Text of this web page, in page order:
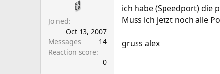
t
r
Joined
Oct 13, 2007
Messages
14
Reaction score
0
ich habe (Speedport) die
Muss ich jetzt noch alle
gruss alex